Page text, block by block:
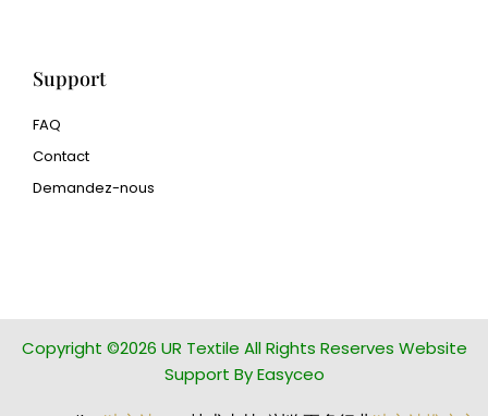
Support
FAQ
Contact
Demandez-nous
Copyright ©2026 UR Textile All Rights Reserves Website
Support By Easyceo